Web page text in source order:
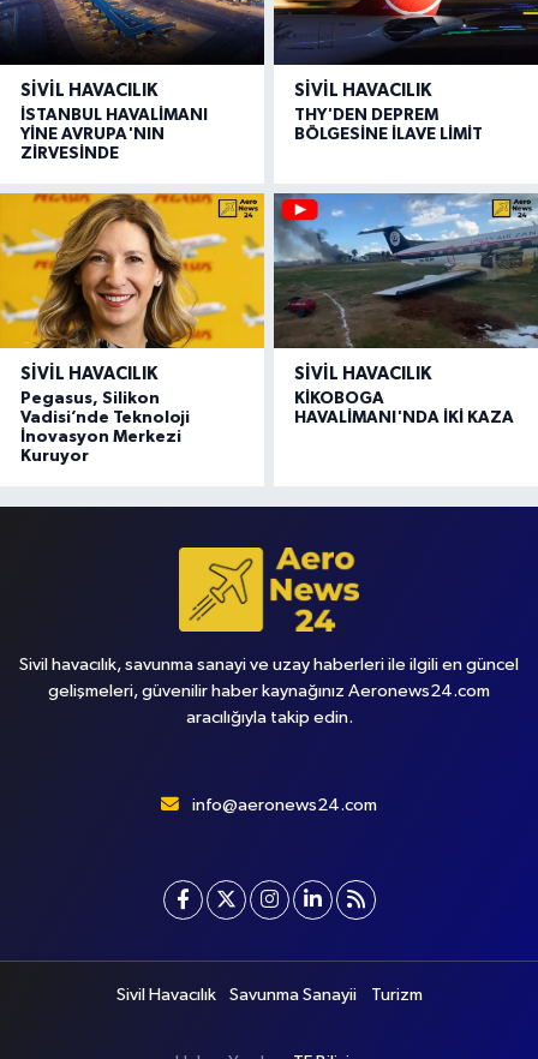
SIVIL HAVACILIK
İSTANBUL HAVALİMANI
YİNE AVRUPA'NIN
ZİRVESİNDE
SIVIL HAVACILIK
THY'DEN DEPREM
BÖLGESİNE İLAVE LİMİT
SIVIL HAVACILIK
Pegasus, Silikon
Vadisi’nde Teknoloji
İnovasyon Merkezi
Kuruyor
SIVIL HAVACILIK
KİKOBOGA
HAVALİMANI'NDA İKİ KAZA
Sivil havacılık, savunma sanayi ve uzay haberleri ile ilgili en güncel
gelişmeleri, güvenilir haber kaynağınız Aeronews24.com
aracılığıyla takip edin.
info@aeronews24.com
Sivil Havacılık Savunma Sanayii Turizm